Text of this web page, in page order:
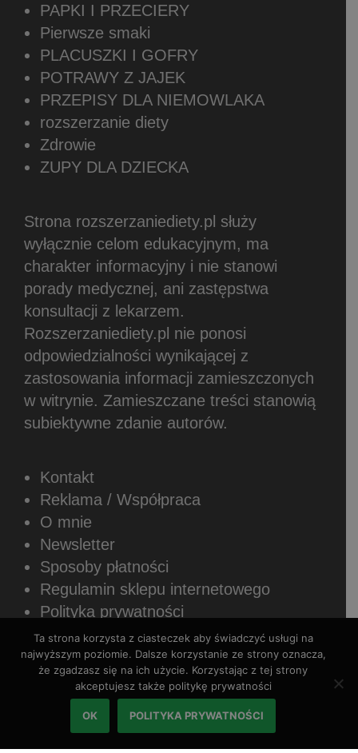
PAPKI I PRZECIERY
Pierwsze smaki
PLACUSZKI I GOFRY
POTRAWY Z JAJEK
PRZEPISY DLA NIEMOWLAKA
rozszerzanie diety
Zdrowie
ZUPY DLA DZIECKA
Strona rozszerzaniediety.pl służy
wyłącznie celom edukacyjnym, ma
charakter informacyjny i nie stanowi
porady medycznej, ani zastępstwa
konsultacji z lekarzem.
Rozszerzaniediety.pl nie ponosi
odpowiedzialności wynikającej z
zastosowania informacji zamieszczonych
w witrynie. Zamieszczane treści stanowią
subiektywne zdanie autorów.
Kontakt
Reklama / Współpraca
O mnie
Newsletter
Sposoby płatności
Regulamin sklepu internetowego
Polityka prywatności
Copyright © 2026 Rozszerzaniediety.pl.
Ta strona korzysta z ciasteczek aby świadczyć usługi na
najwyższym poziomie. Dalsze korzystanie ze strony oznacza,
że zgadzasz się na ich użycie. Korzystając z tej strony
akceptujesz także politykę prywatności
OK POLITYKA PRYWATNOŚCI